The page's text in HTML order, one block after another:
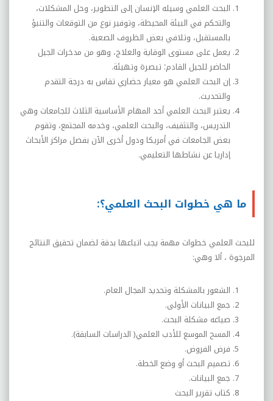
البحث العلمي وسيله الإنسان إلى التطوير، وحل المشكلات،
والتحكم في البيئة المحيطة، وتوفير نوع من التوقعات والتنبؤ
بالمستقبل، وتلافي بعض الظروف الصعبة.
يعمل على مستوى الوقاية والعلاج، وهو من مدخرات الجيل
الحاضر للجيل القادم؛ تبصرة وتهيئة.
إن البحث العلمي هو معيار حضاري تقاس به درجة التقدم
والتحديث.
يعتبر البحث العلمي أحد المهام الأساسية الثلاث للجامعات وهي
التدريس، والتثقيف، والبحث العلمي، وخدمه المجتمع، وتقوم
بعض الجامعات في أمريكا ودول أخرى الآن بفصل مراكز الأبحاث
إداريا عن نشاطها التعليمي.
ما هي خطوات البحث العلمي؟:
للبحث العلمي خطوات مهمة يجب اتباعها بدقة لضمان تحقيق النتائج
المرجوة ، ألا وهي:
الشعور بالمشكلة وتحديد المجال العام.
جمع البيانات الأولى.
صياغه مشكلة البحث.
المسح الموسع للأدب العلمي( الدراسات السابقة).
فرض الفروض.
تصميم البحث أو وضع الخطة.
جمع البيانات.
كتاب تقرير البحث